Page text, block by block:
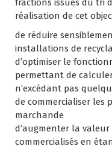
fractions issues du tri
réalisation de cet
de réduire
installations de
d’optimiser le
permettant de
n’excédant pas
de commercialiser les
marchande
d’augmenter la
commercialisés en